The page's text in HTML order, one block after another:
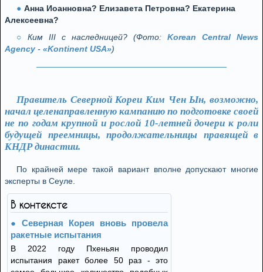
Анна Иоанновна? Елизавета Петровна? Екатерина
Алексеевна?
Ким III с наследницей? (Фото: Korean Central News
Agency - «Kontinent USA»)
Правитель Северной Кореи Ким Чен Ын, возможно,
начал целенаправленную кампанию по подготовке своей
не по годам крупной и рослой 10-летней дочери к роли
будущей преемницы, продолжательницы правящей в
КНДР династии.
По крайней мере такой вариант вполне допускают многие
эксперты в Сеуле.
В контексте
Северная Корея вновь провела
ракетные испытания
В 2022 году Пхеньян проводил
испытания ракет более 50 раз - это